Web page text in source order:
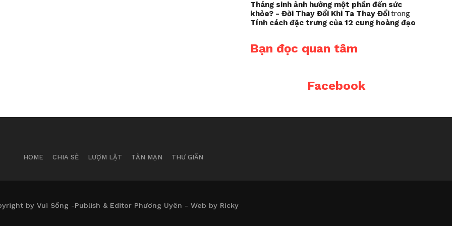
Tháng sinh ảnh hưởng một phần đến sức
khỏe? - Đời Thay Đổi Khi Ta Thay Đổitrong
Tính cách đặc trưng của 12 cung hoàng đạo
Bạn đọc quan tâm
Facebook
HOME CHIA SẺ LƯỢM LẶT TẢN MẠN THƯ GIÃN
by Vui Sống -Publish & Editor Phương Uyên - Web by Ricky